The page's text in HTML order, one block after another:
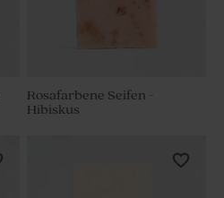
Rosafarbene Seifen -
Hibiskus